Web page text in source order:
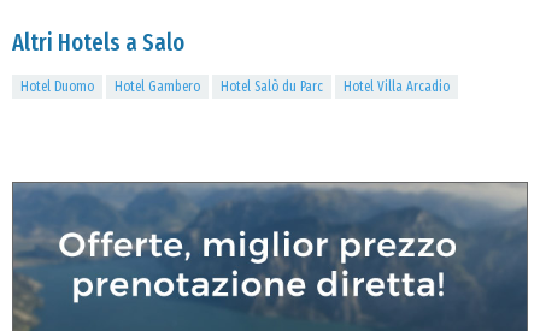
Altri Hotels a Salo
Hotel Duomo Hotel Gambero Hotel Salò du Parc Hotel Villa Arcadio